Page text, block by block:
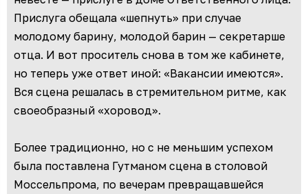
Прислуга обещала «шепнуть» при случае
молодому барину, молодой барин — секретарше
отца. И вот проситель снова в том же кабинете,
но теперь уже ответ иной: «Вакансии имеются».
Вся сцена решалась в стремительном ритме, как
своеобразный «хоровод».
Более традиционно, но с не меньшим успехом
была поставлена Гутманом сцена в столовой
Моссельпрома, по вечерам превращавшейся